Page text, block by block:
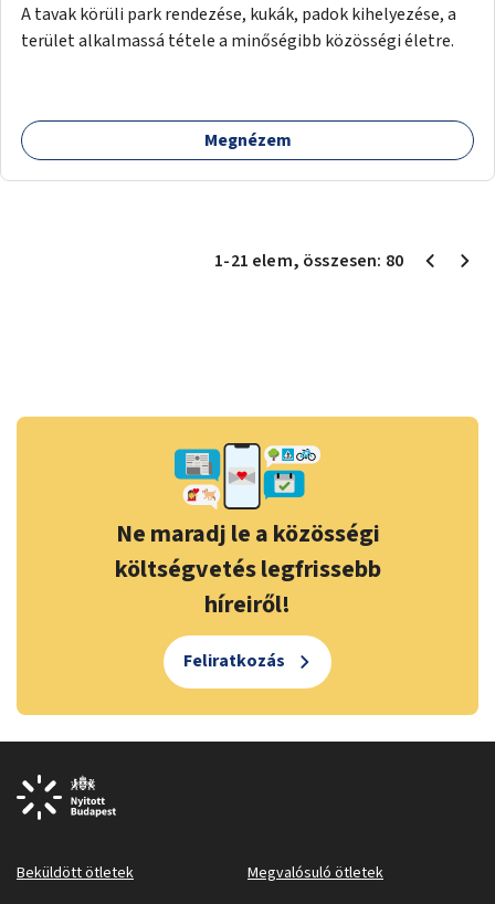
A tavak körüli park rendezése, kukák, padok kihelyezése, a
terület alkalmassá tétele a minőségibb közösségi életre.
Megnézem
1-21 elem, összesen: 80
Ne maradj le a közösségi
költségvetés legfrissebb
híreiről!
Feliratkozás
Beküldött ötletek Megvalósuló ötletek